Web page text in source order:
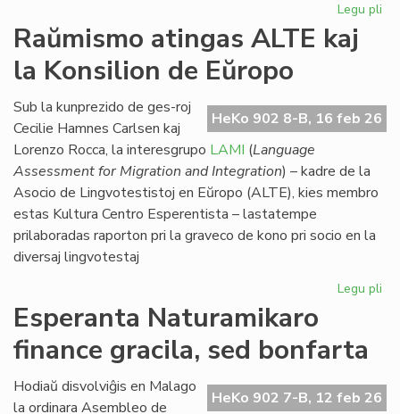
Legu pli
Raŭmismo atingas ALTE kaj
la Konsilion de Eŭropo
HeKo 902 8-B, 16 feb 26
Sub la kunprezido de ges-roj
Cecilie Hamnes Carlsen kaj
Lorenzo Rocca, la interesgrupo LAMI (Language
Assessment for Migration and Integration) – kadre de la
Asocio de Lingvotestistoj en Eŭropo (ALTE), kies membro
estas Kultura Centro Esperentista – lastatempe
prilaboradas raporton pri la graveco de kono pri socio en la
diversaj lingvotestaj
Legu pli
la
Esperanta Naturamikaro
finance gracila, sed bonfarta
HeKo 902 7-B, 12 feb 26
Hodiaŭ disvolviĝis en Malago
la ordinara Asembleo de